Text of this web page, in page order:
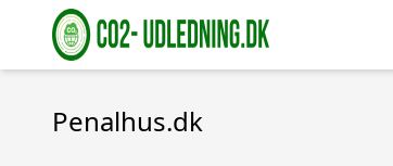
Penalhus.dk